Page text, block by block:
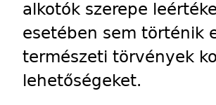
alkotók szerepe
esetében sem történik
természeti törvények
lehetőségeket.